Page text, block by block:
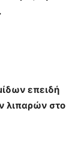
επειδή
λιπαρών στο